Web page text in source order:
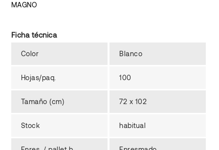
MAGNO
Ficha técnica
Color Blanco
Hojas/paq. 100
Tamaño (cm) 72 x 102
Stock habitual